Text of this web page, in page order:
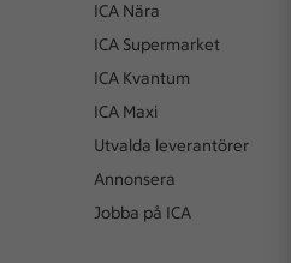
ICA Nära
ICA Supermarket
ICA Kvantum
ICA Maxi
Utvalda leverantörer
Annonsera
Jobba på ICA